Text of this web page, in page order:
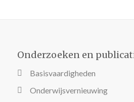
Onderzoeken en
Basisvaardigheden
Onderwijsvernieuwing